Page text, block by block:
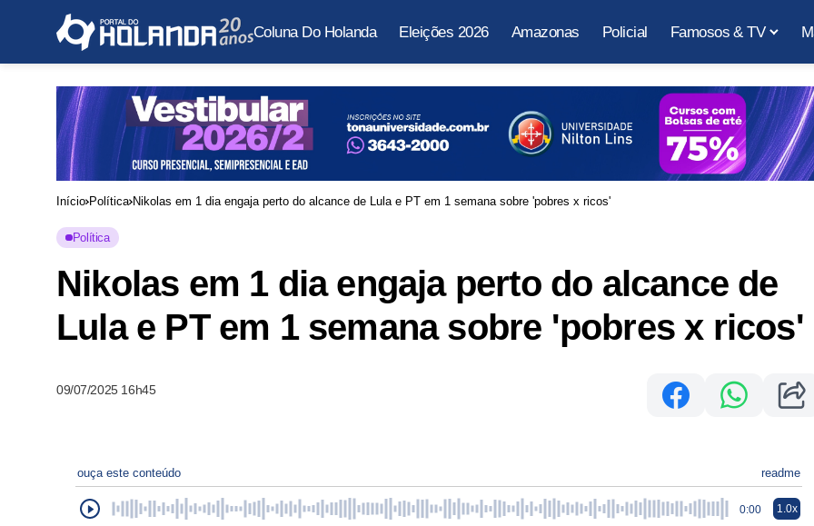
Coluna Do Holanda Eleições 2026 Amazonas Policial Famosos & TV
Início Política Nikolas em 1 dia engaja perto do alcance de Lula e PT em 1 semana sobre 'pobres x ricos'
Política
Nikolas em 1 dia engaja perto do alcance de
Lula e PT em 1 semana sobre 'pobres x ricos'
09/07/2025 16h45
ouça este conteúdo readme
0:00 1.0x